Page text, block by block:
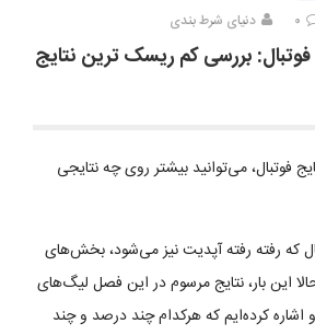
۰ دنیای شرط بندی
بررسی کم ریسک ترین نتایج
فوتبال، می‌توانید بیشتر روی چه نتایجی
که رفته رفته آپدیت نیز می‌شود، بخش‌های
این بار، نتایج مرسوم در این فصل لیگ‌های
اشاره کرده‌ایم که هرکدام چند درصد و چند